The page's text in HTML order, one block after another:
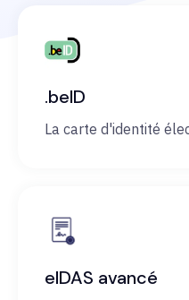
.beID
La carte d'identité
eIDAS avancé